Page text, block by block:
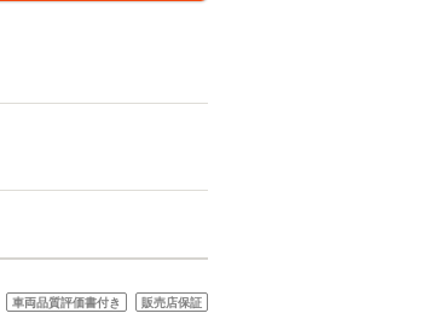
車両品質評価書付き 販売店保証